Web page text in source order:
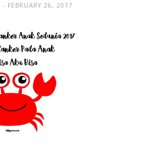
- FEBRUARY 26, 2017